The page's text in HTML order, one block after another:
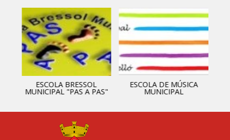
ESCOLA BRESSOL
MUNICIPAL "PAS A PAS"
ESCOLA DE MÚSICA
MUNICIPAL